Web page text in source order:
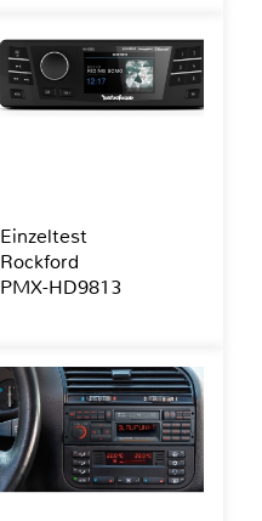
Einzeltest
Rockford
PMX-HD9813